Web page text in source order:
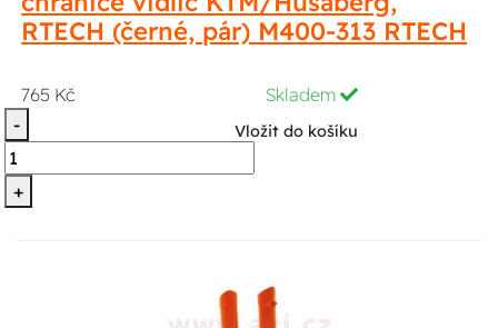
RTECH (černé, pár) M400-313 RTECH
765 Kč
Skladem
-
+
Vložit do košíku